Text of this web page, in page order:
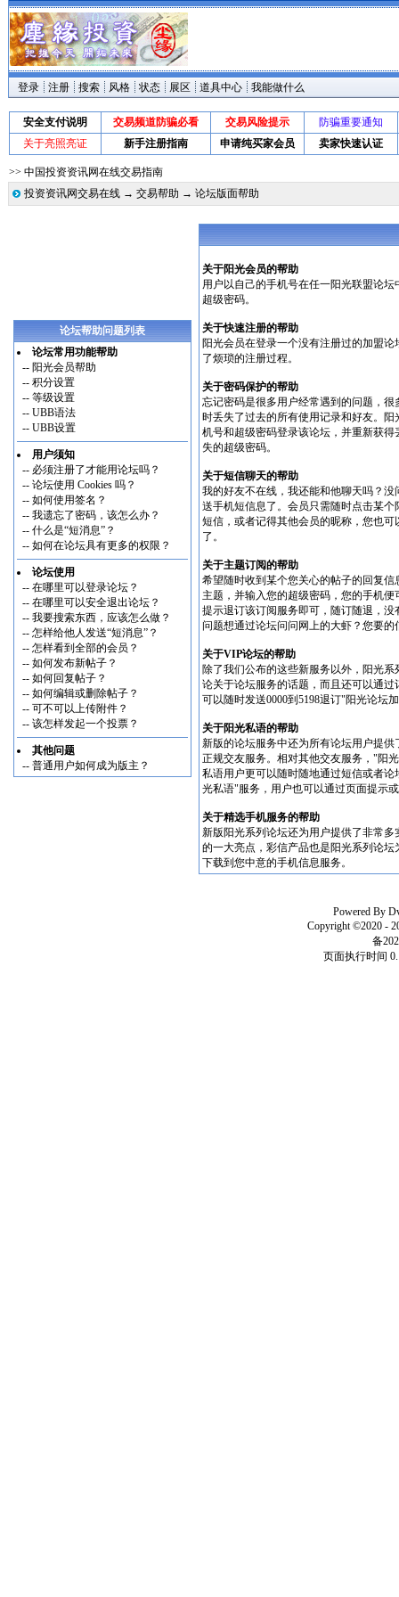
登录 注册 搜索 风格 状态 展区 道具中心 我能做什么
安全支付说明 交易频道防骗必看 交易风险提示
防骗重要通知
关于亮照亮证
新手注册指南 申请纯买家会员 卖家快速认证
>> 中国投资资讯网在线交易指南
投资资讯网交易在线→ 交易帮助 → 论坛版面帮助
论坛帮助问题列表
论坛常用功能帮助
-- 阳光会员帮助
-- 积分设置
-- 等级设置
-- UBB语法
-- UBB设置
用户须知
-- 必须注册了才能用论坛吗？
-- 论坛使用 Cookies 吗？
-- 如何使用签名？
-- 我遗忘了密码，该怎么办？
-- 什么是“短消息”？
-- 如何在论坛具有更多的权限？
论坛使用
-- 在哪里可以登录论坛？
-- 在哪里可以安全退出论坛？
-- 我要搜索东西，应该怎么做？
-- 怎样给他人发送“短消息”？
-- 怎样看到全部的会员？
-- 如何发布新帖子？
-- 如何回复帖子？
-- 如何编辑或删除帖子？
-- 可不可以上传附件？
-- 该怎样发起一个投票？
其他问题
-- 普通用户如何成为版主？
关于阳光会员的帮助
用户以自己的手机号在任一阳光联盟论
超级密码。
关于快速注册的帮助
阳光会员在登录一个没有注册过的加盟
了烦琐的注册过程。
关于密码保护的帮助
忘记密码是很多用户经常遇到的问题，
时丢失了过去的所有使用记录和好友。
机号和超级密码登录该论坛，并重新获
失的超级密码。
关于短信聊天的帮助
我的好友不在线，我还能和他聊天吗？
送手机短信息了。会员只需随时点击某
短信，或者记得其他会员的昵称，您也
了。
关于主题订阅的帮助
希望随时收到某个您关心的帖子的回复
主题，并输入您的超级密码，您的手机
提示退订该订阅服务即可，随订随退，
问题想通过论坛问问网上的大虾？您要
关于VIP论坛的帮助
除了我们公布的这些新服务以外，阳光
论关于论坛服务的话题，而且还可以通
可以随时发送0000到5198退订"阳光论坛
关于阳光私语的帮助
新版的论坛服务中还为所有论坛用户提
正规交友服务。相对其他交友服务，"阳
私语用户更可以随时随地通过短信或者
光私语"服务，用户也可以通过页面提示
关于精选手机服务的帮助
新版阳光系列论坛还为用户提供了非常
的一大亮点，彩信产品也是阳光系列论
下载到您中意的手机信息服务。
Powered By
Copyright ©2020 -
备
页面执行时间